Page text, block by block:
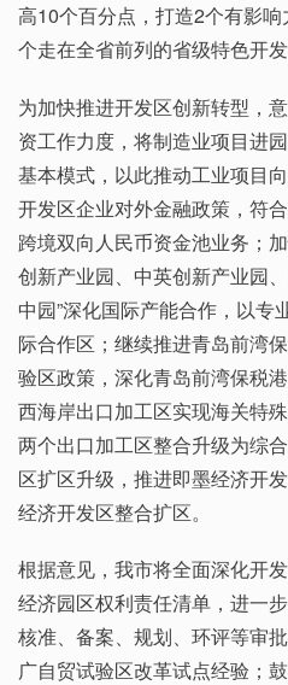
高10个百分点，打造2个有影
个走在全省前列的省级特色开发
为加快推进开发区创新转型，
资工作力度，将制造业项目进
基本模式，以此推动工业项目
开发区企业对外金融政策，符
跨境双向人民币资金池业务；
创新产业园、中英创新产业园
中园”深化国际产能合作，以专
际合作区；继续推进青岛前湾
验区政策，深化青岛前湾保税
西海岸出口加工区实现海关特
两个出口加工区整合升级为综
区扩区升级，推进即墨经济开
经济开发区整合扩区。
根据意见，我市将全面深化开
经济园区权利责任清单，进一
核准、备案、规划、环评等审
广自贸试验区改革试点经验；